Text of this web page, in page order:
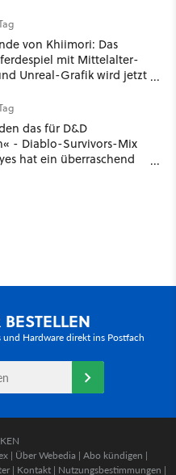
von Khiimori: Das
mit Mittelalter-
Unreal-Grafik wird jetzt
das für D&D
- Diablo-Survivors-Mix
hat ein überraschend
Hardware direkt ins Postfach
| Über Webedia | Abo kündigen |
| Kontakt | Nutzungsbestimmungen |